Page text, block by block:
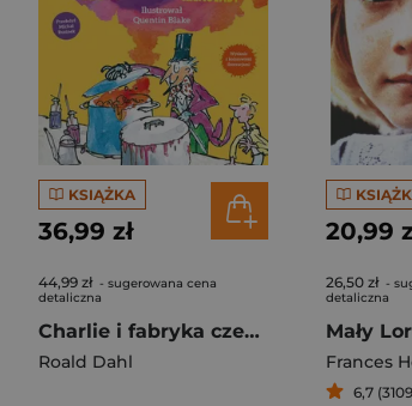
KSIĄŻKA
36,99 zł
44,99 zł - sugerowana cena
detaliczna
Charlie i fabryka czekolady
Roald Dahl
20,99
26,50 zł -
detaliczna
Mały
Frances
6,7